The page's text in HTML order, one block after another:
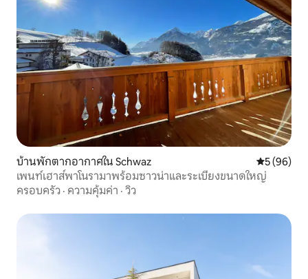
บ้านพักตากอากาศใน Schwaz คะแนนเฉลี่
5 (96)
เพนท์เฮาส์พาโนรามาพร้อมซาวน่าและระเบียงขนาดใหญ่
ครอบครัว · ความคุ้มค่า · วิว